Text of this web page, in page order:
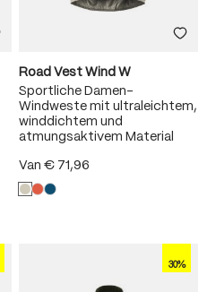
Road Vest Wind W
Sportliche Damen-
Windweste mit ultraleichtem,
winddichtem und
atmungsaktivem Material
Van € 71,96
30%